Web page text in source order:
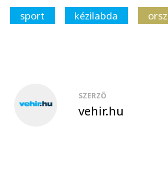
sport kézilabda
SZERZŐ
vehir.hu